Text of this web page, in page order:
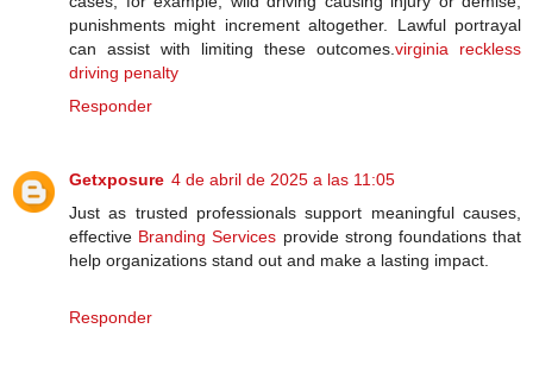
punishments might increment altogether. Lawful portrayal
can assist with limiting these outcomes. virginia reckless
driving penalty
Responder
Getxposure 4 de abril de 2025 a las 11:05
Just as trusted professionals support meaningful causes,
effective Branding Services provide strong foundations that
help organizations stand out and make a lasting impact.
Responder